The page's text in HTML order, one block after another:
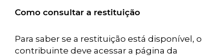
Como consultar a restituição
Para saber se a restituição está disponível, o
contribuinte deve acessar a página da